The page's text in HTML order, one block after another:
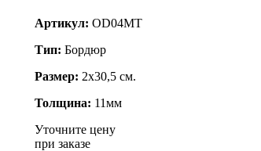
Артикул: OD04MT
Тип: Бордюр
Размер: 2x30,5 см.
Толщина: 11мм
Уточните цену
при заказе